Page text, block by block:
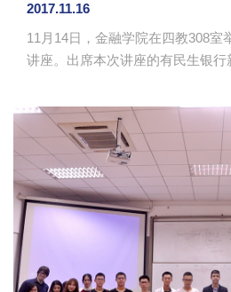
2017.11.16
11月14日，金融学院在四教308室
讲座。出席本次讲座的有民生银行
社区支行主管、我校校友刘伟岸
以及学院师生代表。讲座由刘伟岸主讲。 刘
现行的银行账户新规做了简要解析
户的了解。针对当今社会屡见不
做了讲解。他分析了金融诈骗的
例短片、新闻等视频的方式警示
防身边的金融诈骗，牢记 “三要三...